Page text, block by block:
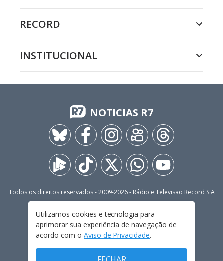
RECORD
INSTITUCIONAL
NOTICIAS R7
Todos os direitos reservados - 2009-2026- Rádio e Televisão Record S.A
FALE CONOSCO
PRIVACIDADE
TERMOS E CONDIÇÕES DE USO
Utilizamos cookies e tecnologia para
aprimorar sua experiência de navegação de
acordo com o Aviso de Privacidade.